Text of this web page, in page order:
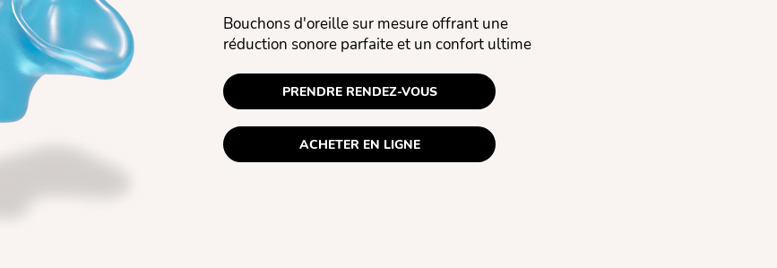
Bouchons d'oreille sur mesure offrant une
réduction sonore parfaite et un confort ultime
PRENDRE RENDEZ-VOUS
ACHETER EN LIGNE